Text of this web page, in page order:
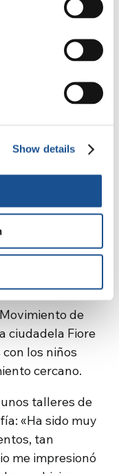
Show details
de Ucrania
muchachas.
este
dos niñas de
otras
sido la niña
sus
más
la
muchísimo!
de
ciudadela Fiore
los niños
cercano.
talleres de
«Ha sido muy
tan
me impresionó